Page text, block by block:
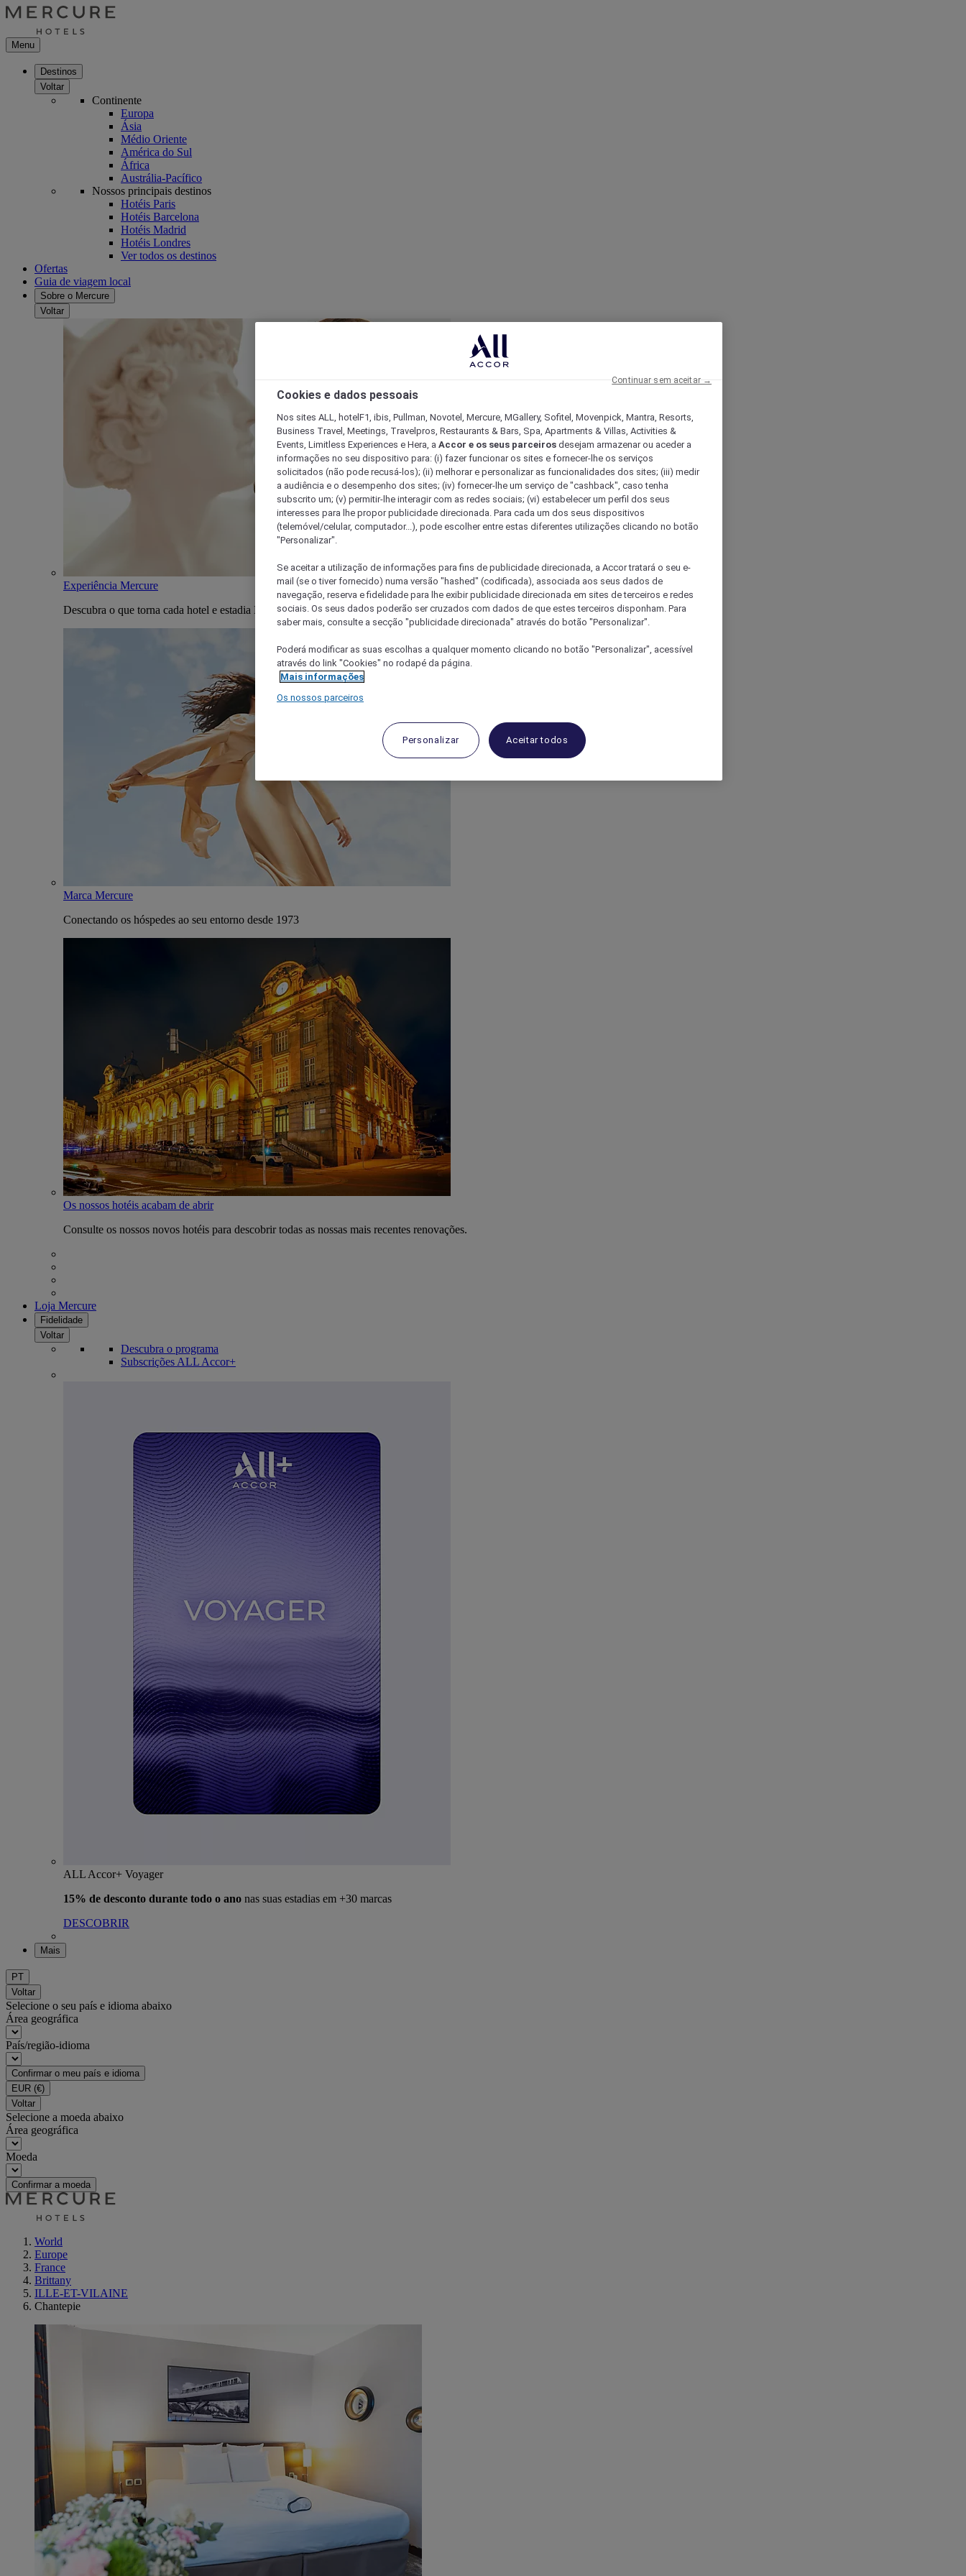
Menu
Destinos
Voltar
Continente
Europa
Ásia
Médio Oriente
América do Sul
África
Austrália-Pacífico
Nossos principais destinos
Hotéis Paris
Hotéis Barcelona
Hotéis Madrid
Hotéis Londres
Ver todos os destinos
Ofertas
Guia de viagem local
Sobre o Mercure
Voltar
Experiência Mercure
Descubra o que torna cada hotel e estadia Mercure única
Marca Mercure
Conectando os hóspedes ao seu entorno desde 1973
Os nossos hotéis acabam de abrir
Consulte os nossos novos hotéis para descobrir todas as nossas mais recentes renovações.
Loja Mercure
Fidelidade
Voltar
Descubra o programa
Subscrições ALL Accor+
ALL Accor+ Voyager
15% de desconto durante todo o ano nas suas estadias em +30 marcas
DESCOBRIR
Mais
PT
Voltar
Selecione o seu país e idioma abaixo
Área geográfica
País/região-idioma
Confirmar o meu país e idioma
EUR (€)
Voltar
Selecione a moeda abaixo
Área geográfica
Moeda
Confirmar a moeda
World
Europe
France
Brittany
ILLE-ET-VILAINE
Chantepie
Cookies e dados pessoais
Nos sites ALL, hotelF1, ibis, Pullman, Novotel, Mercure, MGallery, Sofitel, Movenpick, Mantra, Resorts,
Business Travel, Meetings, Travelpros, Restaurants & Bars, Spa, Apartments & Villas, Activities &
Events, Limitless Experiences e Hera, a Accor e os seus parceiros desejam armazenar ou aceder a
informações no seu dispositivo para: (i) fazer funcionar os sites e fornecer-lhe os serviços
solicitados (não pode recusá-los); (ii) melhorar e personalizar as funcionalidades dos sites; (iii) medir
a audiência e o desempenho dos sites; (iv) fornecer-lhe um serviço de "cashback", caso tenha
subscrito um; (v) permitir-lhe interagir com as redes sociais; (vi) estabelecer um perfil dos seus
interesses para lhe propor publicidade direcionada. Para cada um dos seus dispositivos
(telemóvel/celular, computador...), pode escolher entre estas diferentes utilizações clicando no botão
"Personalizar".
Se aceitar a utilização de informações para fins de publicidade direcionada, a Accor tratará o seu e-
mail (se o tiver fornecido) numa versão "hashed" (codificada), associada aos seus dados de
navegação, reserva e fidelidade para lhe exibir publicidade direcionada em sites de terceiros e redes
sociais. Os seus dados poderão ser cruzados com dados de que estes terceiros disponham. Para
saber mais, consulte a secção "publicidade direcionada" através do botão "Personalizar".
Poderá modificar as suas escolhas a qualquer momento clicando no botão "Personalizar", acessível
através do link "Cookies" no rodapé da página.
Mais informações
Os nossos parceiros
Personalizar Aceitar todos
Continuar sem aceitar →